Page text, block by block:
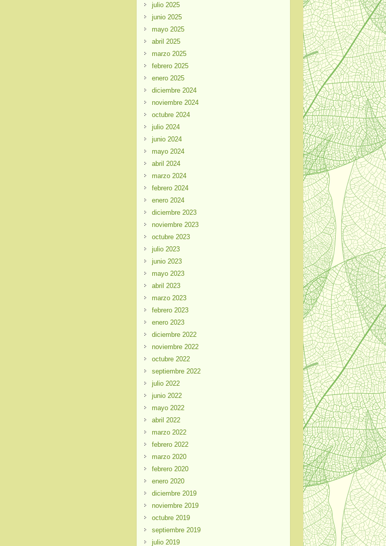
julio 2025
junio 2025
mayo 2025
abril 2025
marzo 2025
febrero 2025
enero 2025
diciembre 2024
noviembre 2024
octubre 2024
julio 2024
junio 2024
mayo 2024
abril 2024
marzo 2024
febrero 2024
enero 2024
diciembre 2023
noviembre 2023
octubre 2023
julio 2023
junio 2023
mayo 2023
abril 2023
marzo 2023
febrero 2023
enero 2023
diciembre 2022
noviembre 2022
octubre 2022
septiembre 2022
julio 2022
junio 2022
mayo 2022
abril 2022
marzo 2022
febrero 2022
marzo 2020
febrero 2020
enero 2020
diciembre 2019
noviembre 2019
octubre 2019
septiembre 2019
julio 2019